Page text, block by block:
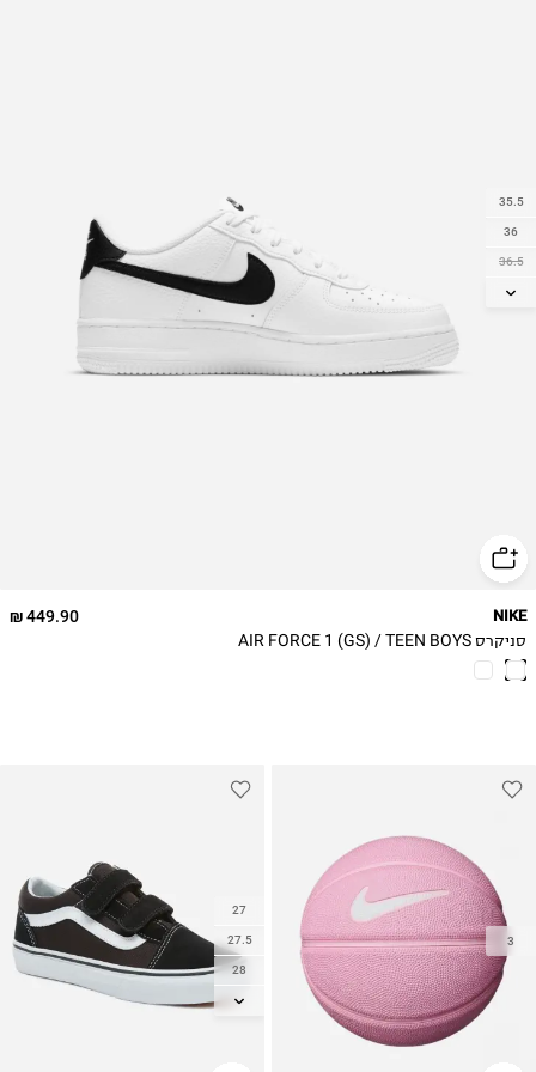
35.5
36
36.5
37.5
449.90 ₪ NIKE
סניקרס AIR FORCE 1 (GS) / TEEN BOYS
3
27
27.5
28
29